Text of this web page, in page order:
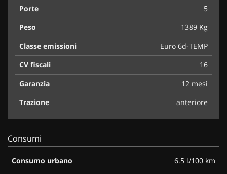
Porte
5
Peso
1389 Kg
Classe emissioni
Euro 6d-TEMP
CV fiscali
16
Garanzia
12 mesi
Trazione
anteriore
Consumi
Consumo urbano
6.5 l/100 km